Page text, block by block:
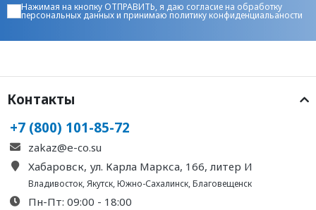
Нажимая на кнопку ОТПРАВИТЬ, я даю согласие на обработку
персональных данныхи принимаюполитику конфиденциальаности
Контакты
+7 (800) 101-85-72
zakaz@e-co.su
Хабаровск, ул. Карла Маркса, 166, литер И
Владивосток,Якутск,Южно-Сахалинск,Благовещенск
Пн-Пт: 09:00 - 18:00